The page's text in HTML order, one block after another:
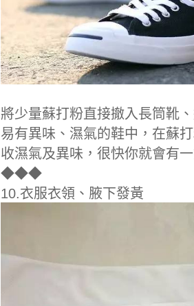
將少量蘇打粉直接撤入長筒靴
易有異味、濕氣的鞋中，在蘇
收濕氣及異味，很快你就會有
◆◆◆
10.衣服衣領、腋下發黃